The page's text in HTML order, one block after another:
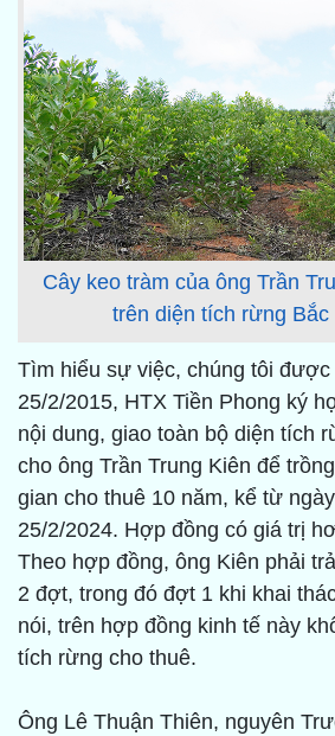
Cây keo tràm của ông Trần
trên diện tích rừng Bắc
Tìm hiểu sự việc, chúng tôi được
25/2/2015, HTX Tiền Phong ký
nội dung, giao toàn bộ diện tích
cho ông Trần Trung Kiên để
gian cho thuê 10 năm, kể từ
25/2/2024. Hợp đồng có giá trị
Theo hợp đồng, ông Kiên phải
2 đợt, trong đó đợt 1 khi khai
nói, trên hợp đồng kinh tế này
tích rừng cho thuê.
Ông Lê Thuận Thiên, nguyên